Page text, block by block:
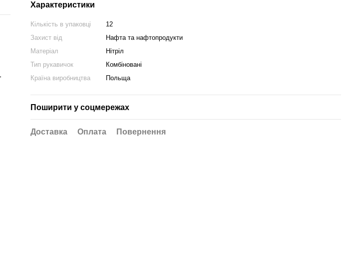
Характеристики
Кількість в упаковці
12
Захист від
Нафта та нафтопродукти
Матеріал
Нітріл
Тип рукавичок
Комбіновані
Країна виробництва
Польща
Поширити у соцмережах
Доставка Оплата Повернення